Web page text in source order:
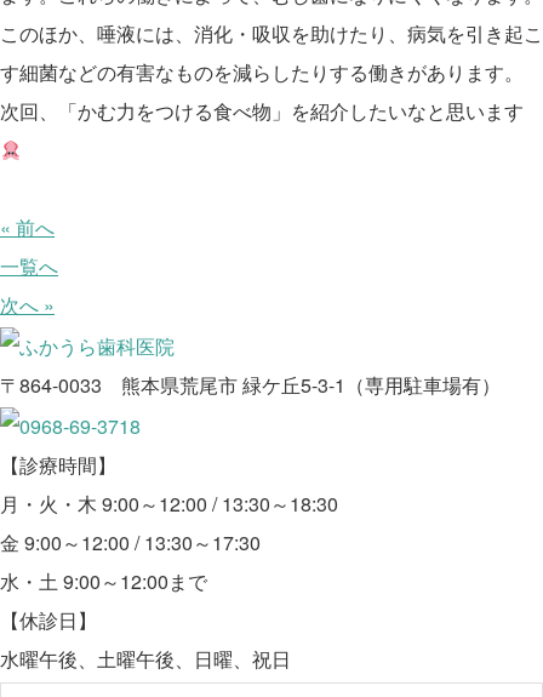
このほか、唾液には、消化・吸収を助けたり、病気を引き起こ
す細菌などの有害なものを減らしたりする働きがあります。
次回、「かむ力をつける食べ物」を紹介したいなと思います
« 前へ
一覧へ
次へ »
〒864-0033 熊本県荒尾市 緑ケ丘5-3-1（専用駐車場有）
【診療時間】
月・火・木 9:00～12:00 / 13:30～18:30
金 9:00～12:00 / 13:30～17:30
水・土 9:00～12:00まで
【休診日】
水曜午後、土曜午後、日曜、祝日